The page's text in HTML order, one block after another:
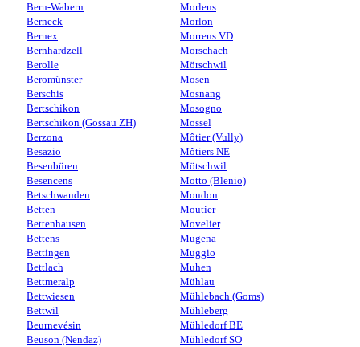
Bern-Wabern
Berneck
Bernex
Bernhardzell
Berolle
Beromünster
Berschis
Bertschikon
Bertschikon (Gossau ZH)
Berzona
Besazio
Besenbüren
Besencens
Betschwanden
Betten
Bettenhausen
Bettens
Bettingen
Bettlach
Bettmeralp
Bettwiesen
Bettwil
Beurnevésin
Beuson (Nendaz)
Morlens
Morlon
Morrens VD
Morschach
Mörschwil
Mosen
Mosnang
Mosogno
Mossel
Môtier (Vully)
Môtiers NE
Mötschwil
Motto (Blenio)
Moudon
Moutier
Movelier
Mugena
Muggio
Muhen
Mühlau
Mühlebach (Goms)
Mühleberg
Mühledorf BE
Mühledorf SO